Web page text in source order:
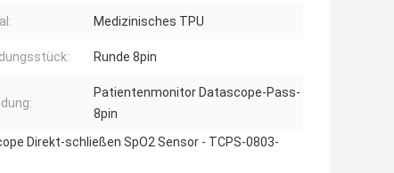
Medizinisches TPU
Runde 8pin
Patientenmonitor Datascope-Pass-
8pin
Direkt-schließen SpO2 Sensor - TCPS-0803-